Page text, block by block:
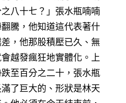
八十七？」張水瓶喃喃
騰，他知道這代表著什
，他那股積壓已久、無
越發瘋狂地實體化。上
至百分之二十，張水瓶
了巨大的、形狀是林天